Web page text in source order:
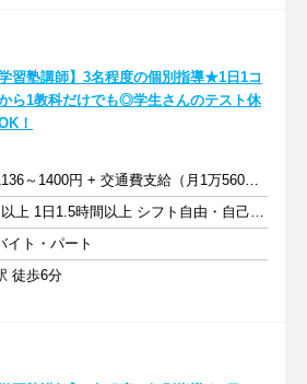
学習塾講師】3名程度の個別指導★1日1コ
ら1教科だけでも◎学生さんのテスト休
！
時給1136～1400円 + 交通費支給（月1万5600円迄）
週1日以上 1日1.5時間以上 シフト自由・自己申告
イト・パート
徒歩6分